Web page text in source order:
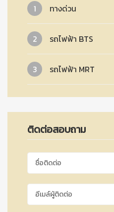
1
ทางด่วน
2 รถไฟฟ้า BTS
3 รถไฟฟ้า MRT
ติดต่อสอบถาม